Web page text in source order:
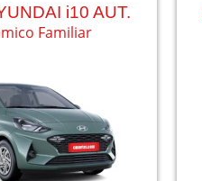
i10 AUT.
Familiar